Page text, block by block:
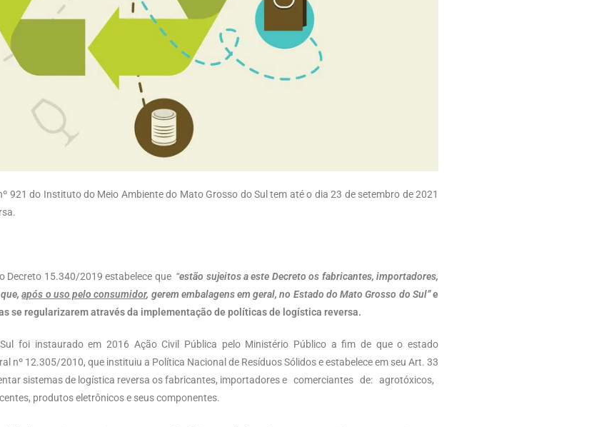
921 do Instituto do Meio Ambiente do Mato Grosso do Sul tem até o dia 23 de setembro de 2021
Decreto 15.340/2019 estabelece que “estão sujeitos a este Decreto os fabricantes, importadores,
após o uso pelo consumidor, gerem embalagens em geral, no Estado do Mato Grosso do Sul” e
se regularizarem através da implementação de políticas de logística reversa.
foi instaurado em 2016 Ação Civil Pública pelo Ministério Público a fim de que o estado
nº 12.305/2010, que instituiu a Política Nacional de Resíduos Sólidos e estabelece em seu Art. 33
sistemas de logística reversa os fabricantes, importadores e comerciantes de: agrotóxicos,
produtos eletrônicos e seus componentes.